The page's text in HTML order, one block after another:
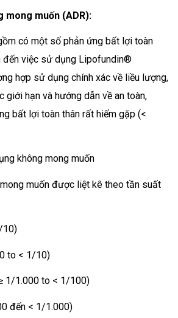
mong muốn (ADR):
có một số phản ứng bất lợi toàn
đến việc sử dụng Lipofundin®
hợp sử dụng chính xác về liều lượng,
giới hạn và hướng dẫn về an toàn,
bất lợi toàn thân rất hiếm gặp (<
không mong muốn
muốn được liệt kê theo tần suất
10)
to < 1/10)
1/1.000 to < 1/100)
đến < 1/1.000)